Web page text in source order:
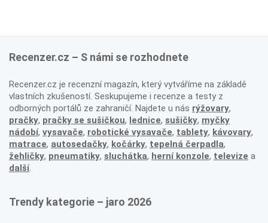
Recenzer.cz – S námi se rozhodnete
Recenzer.cz je recenzní magazín, který vytváříme na základě
vlastních zkušeností. Seskupujeme i recenze a testy z
odborných portálů ze zahraničí. Najdete u nás rýžovary,
pračky, pračky se sušičkou, lednice, sušičky, myčky
nádobí, vysavače, robotické vysavače, tablety, kávovary,
matrace, autosedačky, kočárky, tepelná čerpadla,
žehličky, pneumatiky, sluchátka, herní konzole, televize a
další.
Trendy kategorie – jaro 2026